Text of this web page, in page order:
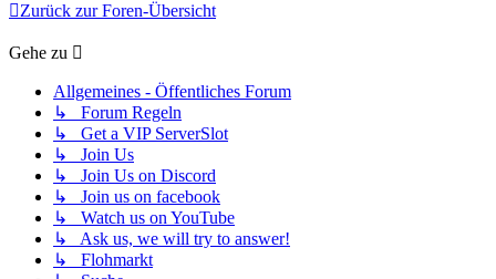
Zurück zur Foren-Übersicht
Gehe zu
Allgemeines - Öffentliches Forum
↳ Forum Regeln
↳ Get a VIP ServerSlot
↳ Join Us
↳ Join Us on Discord
↳ Join us on facebook
↳ Watch us on YouTube
↳ Ask us, we will try to answer!
↳ Flohmarkt